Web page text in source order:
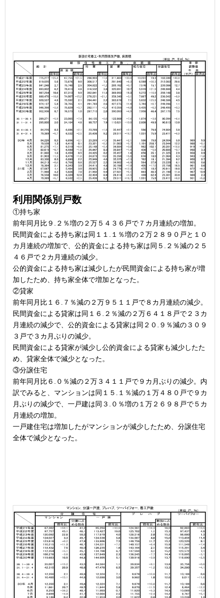
利用関係別戸数
①持ち家
前年同月比９.２％増の２万５４３６戸で７カ月連続の増加。
民間資金による持ち家は同１１.１％増の２万２８９０戸と１０
カ月連続の増加で、公的資金による持ち家は同５.２％減の２５
４６戸で２カ月連続の減少。
公的資金による持ち家は減少したが民間資金による持ち家が増
加したため、持ち家全体で増加となった。
②貸家
前年同月比１６.７％減の２万９５１１戸で８カ月連続の減少。
民間資金による貸家は同１６.２％減の２万６４１８戸で２３カ
月連続の減少で、公的資金による貸家は同２０.９％減の３０９
３戸で３カ月ぶりの減少。
民間資金による貸家が減少し公的資金による貸家も減少したた
め、貸家全体で減少となった。
③分譲住宅
前年同月比６.０％減の２万３４１１戸で９カ月ぶりの減少。内
訳でみると、マンションは同１５.１％減の１万４８０戸で９カ
月ぶりの減少で、一戸建は同３.０％増の１万２６９８戸で５カ
月連続の増加。
一戸建住宅は増加したがマンションが減少したため、分譲住宅
全体で減少となった。